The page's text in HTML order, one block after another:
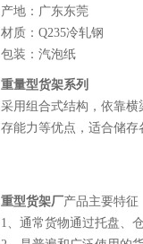
产地：广东东莞
材质：Q235冷轧钢
包装：汽泡纸
重量型货架系列
采用组合式结构，依靠横
存能力等优点，适合储
重型货架厂产品主要特征
1、通常货物通过托盘、